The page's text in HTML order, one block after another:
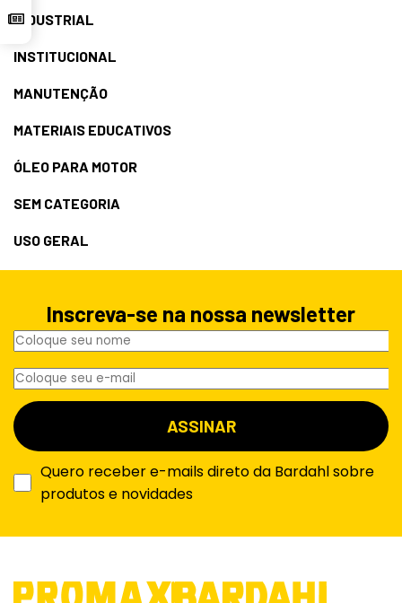
INDUSTRIAL
INSTITUCIONAL
MANUTENÇÃO
MATERIAIS EDUCATIVOS
ÓLEO PARA MOTOR
SEM CATEGORIA
USO GERAL
Inscreva-se na nossa newsletter
Quero receber e-mails direto da Bardahl sobre
produtos e novidades